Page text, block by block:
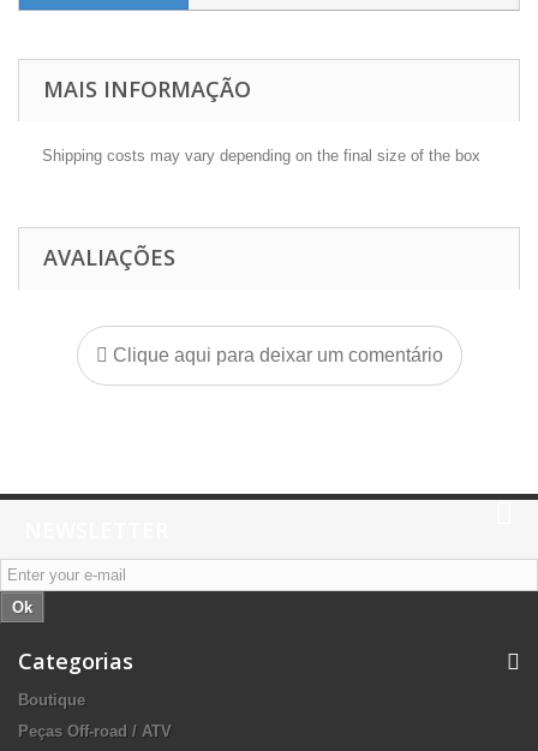
MAIS INFORMAÇÃO
Shipping costs may vary depending on the final size of the box
AVALIAÇÕES
Clique aqui para deixar um comentário
Ok
Categorias
Boutique
Peças Off-road / ATV